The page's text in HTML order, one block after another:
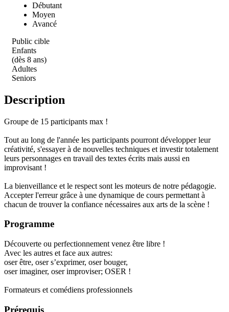
Débutant
Moyen
Avancé
Public cible
Enfants
(dès 8 ans)
Adultes
Seniors
Description
Groupe de 15 participants max !
Tout au long de l'année les participants pourront développer leur
créativité, s'essayer à de nouvelles techniques et investir totalement
leurs personnages en travail des textes écrits mais aussi en
improvisant !
La bienveillance et le respect sont les moteurs de notre pédagogie.
Accepter l'erreur grâce à une dynamique de cours permettant à
chacun de trouver la confiance nécessaires aux arts de la scène !
Programme
Découverte ou perfectionnement venez être libre !
Avec les autres et face aux autres:
oser être, oser s’exprimer, oser bouger,
oser imaginer, oser improviser; OSER !
Formateurs et comédiens professionnels
Prérequis